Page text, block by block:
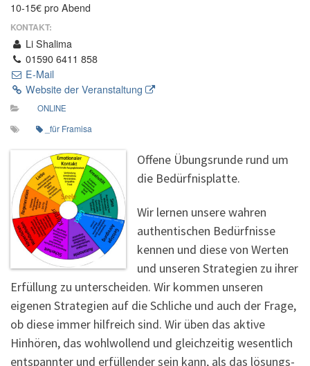
10-15€ pro Abend
KONTAKT:
Li Shalima
01590 6411 858
E-Mail
Website der Veranstaltung
ONLINE
_für Framisa
Offene Übungsrunde rund um
die Bedürfnisplatte.
Wir lernen unsere wahren
authentischen Bedürfnisse
kennen und diese von Werten
und unseren Strategien zu ihrer
Erfüllung zu unterscheiden. Wir kommen unseren
eigenen Strategien auf die Schliche und auch der Frage,
ob diese immer hilfreich sind. Wir üben das aktive
Hinhören, das wohlwollend und gleichzeitig wesentlich
entspannter und erfüllender sein kann, als das lösungs-